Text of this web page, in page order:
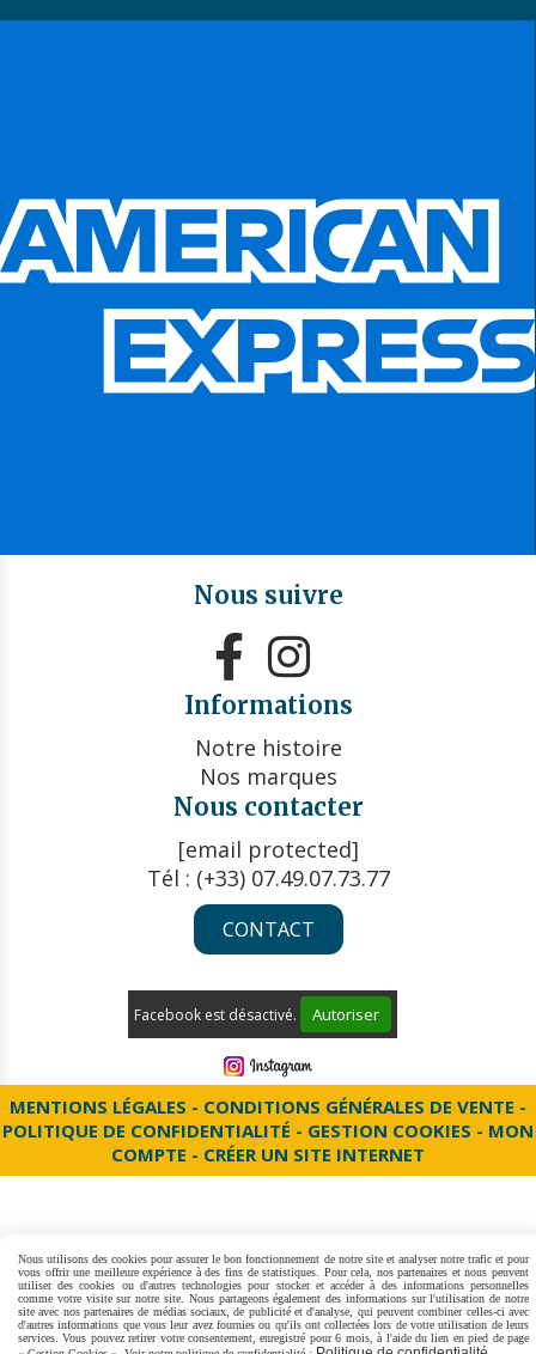
Nous suivre
 
Informations
Notre histoire
Nos marques
Nous contacter
[email protected]
Tél : (+33) 07.49.07.73.77
CONTACT
Facebook est désactivé. Autoriser
MENTIONS LÉGALES
CONDITIONS GÉNÉRALES DE VENTE
POLITIQUE DE CONFIDENTIALITÉ
GESTION COOKIES
MON
COMPTE
CRÉER UN SITE INTERNET
Nous utilisons des cookies pour assurer le bon fonctionnement de notre site et analyser notre trafic et pour
vous offrir une meilleure expérience à des fins de statistiques. Pour cela, nos partenaires et nous peuvent
utiliser des cookies ou d'autres technologies pour stocker et accéder à des informations personnelles
comme votre visite sur notre site. Nous partageons également des informations sur l'utilisation de notre
site avec nos partenaires de médias sociaux, de publicité et d'analyse, qui peuvent combiner celles-ci avec
d'autres informations que vous leur avez fournies ou qu'ils ont collectées lors de votre utilisation de leurs
services. Vous pouvez retirer votre consentement, enregistré pour 6 mois, à l'aide du lien en pied de page